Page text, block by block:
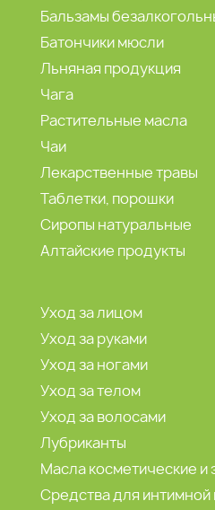
Бальзамы
Батончики мюсли
Льняная продукция
Чага
Растительные масла
Чаи
Лекарственные травы
Таблетки, порошки
Сиропы натуральные
Алтайские продукты
Уход за лицом
Уход за руками
Уход за ногами
Уход за телом
Уход за волосами
Лубриканты
Масла косметические и
Средства для интимной